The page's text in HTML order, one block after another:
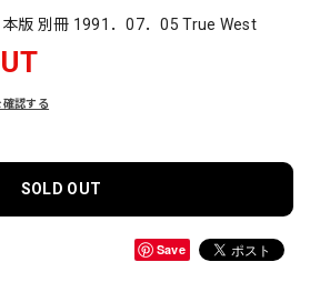
版 別冊 1991．07．05 True West
確認する
SOLD OUT
Save